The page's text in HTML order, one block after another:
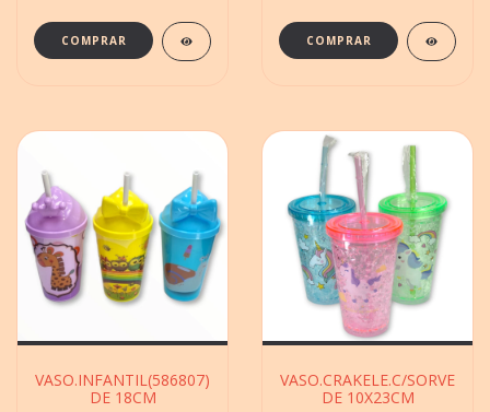
VASO.INFANTIL(586807)DECORADO.CON.SORVETE
DE 18CM
VASO.CRAKELE.C/
DE 10X23CM